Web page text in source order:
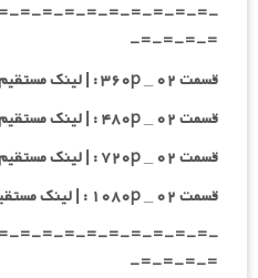
=-=-=-=-=-=-=-=-=-
=-=-=-=-
قسمت ۰۲ _ ۳۶۰p : | لینک مستقیم |
قسمت ۰۲ _ ۴۸۰p : | لینک مستقیم |
قسمت ۰۲ _ ۷۲۰p : | لینک مستقیم |
قسمت ۰۲ _ ۱۰۸۰p : | لینک مستقیم |
=-=-=-=-=-=-=-=-=-
=-=-=-=-